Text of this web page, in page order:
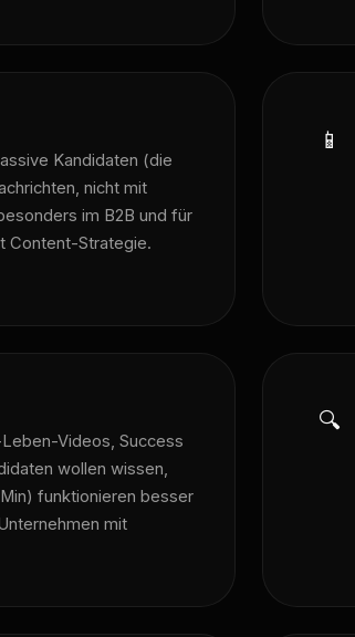
Kandidaten (die
nicht mit
im B2B und für
Content-Strategie.
📱
Videos, Success
wollen wissen,
funktionieren besser
mit
🔍